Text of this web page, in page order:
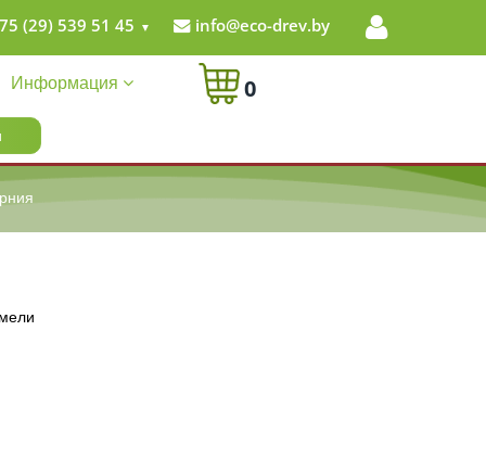
(29) 539 51 45 info@eco-drev.by
Информация 0